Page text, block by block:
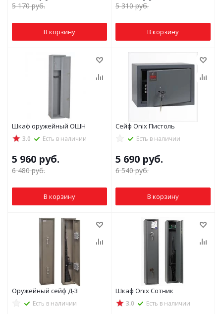
5 170руб.
В корзину
5 310руб.
В корзину
Шкаф оружейный ОШН
3.0 Есть в наличии
5 960 руб.
6 480руб.
В корзину
Сейф Onix Пистоль
Есть в наличии
5 690 руб.
6 540руб.
В корзину
Оружейный сейф Д-3
Есть в наличии
Шкаф Onix Сотник
3.0 Есть в наличии